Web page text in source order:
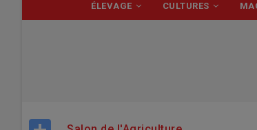
PRINCIPALE
ÉLEVAGE CULTURES